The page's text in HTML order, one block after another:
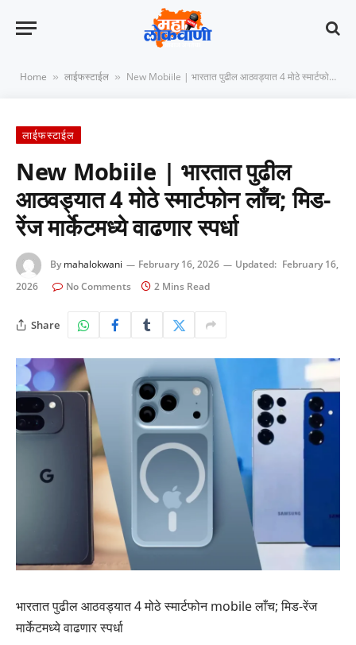
Home » लाईफस्टाईल » New Mobiile | भारतात पुढील आठवड्यात 4 मोठे स्मार्टफोन लाँच; मिड-रेंज मार्केटमध्ये वाढणार स्पर्धा
लाईफस्टाईल
New Mobiile | भारतात पुढील
आठवड्यात 4 मोठे स्मार्टफोन लाँच; मिड-
रेंज मार्केटमध्ये वाढणार स्पर्धा
By mahalokwani February 16, 2026 Updated: February 16,
2026
No Comments 2 Mins Read
Share
भारतात पुढील आठवड्यात 4 मोठे स्मार्टफोन mobile लाँच; मिड-रेंज
मार्केटमध्ये वाढणार स्पर्धा